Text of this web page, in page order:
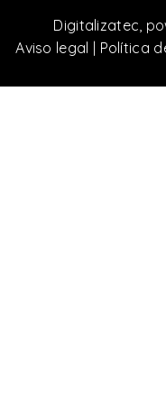
Digitalizatec ,
Aviso legal | Política